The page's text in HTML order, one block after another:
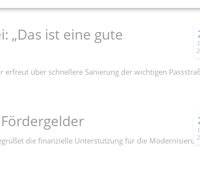
„Das ist eine gute
erfreut über schnellere Sanierung der wichtigen
die finanzielle Unterstützung für die